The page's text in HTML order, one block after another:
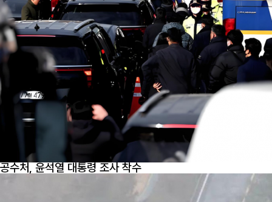
공수처, 윤석열 대통령 조사 착수